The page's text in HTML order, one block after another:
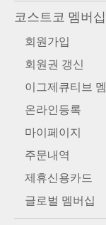
코스트코 멤버십
회원가입
회원권 갱신
이그제큐티브
온라인등록
마이페이지
주문내역
제휴신용카드
글로벌 멤버십